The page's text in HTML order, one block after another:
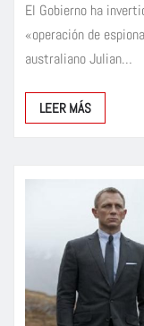
El Gobierno ha
«operación de
australiano Julian…
LEER MÁS